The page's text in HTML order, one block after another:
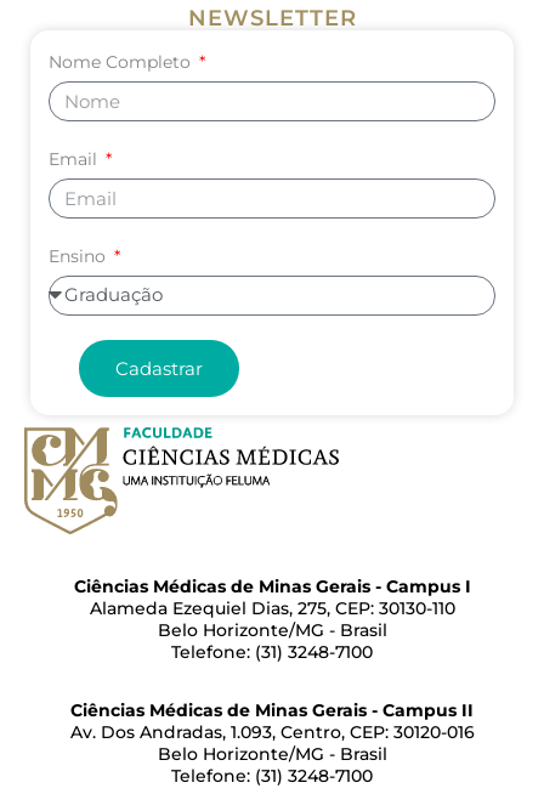
NEWSLETTER
Nome Completo
Email
Ensino
Cadastrar
Ciências Médicas de Minas Gerais - Campus I
Alameda Ezequiel Dias, 275, CEP: 30130-110
Belo Horizonte/MG - Brasil
Telefone: (31) 3248-7100
Ciências Médicas de Minas Gerais - Campus II
Av. Dos Andradas, 1.093, Centro, CEP: 30120-016
Belo Horizonte/MG - Brasil
Telefone: (31) 3248-7100